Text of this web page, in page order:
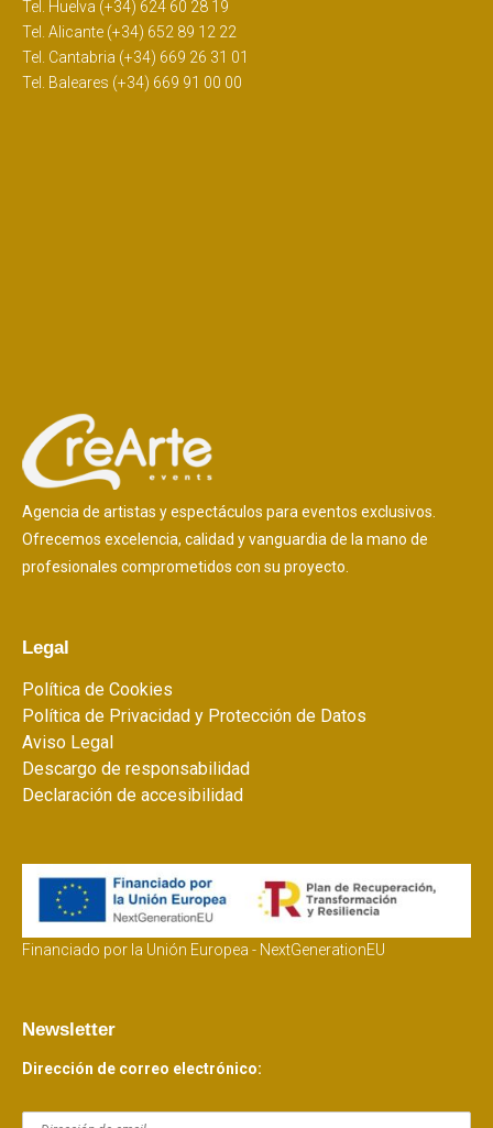
Tel. Huelva (+34) 624 60 28 19
Tel. Alicante (+34) 652 89 12 22
Tel. Cantabria (+34) 669 26 31 01
Tel. Baleares (+34) 669 91 00 00
Agencia de artistas y espectáculos para eventos exclusivos.
Ofrecemos excelencia, calidad y vanguardia de la mano de
profesionales comprometidos con su proyecto.
Legal
Política de Cookies
Política de Privacidad y Protección de Datos
Aviso Legal
Descargo de responsabilidad
Declaración de accesibilidad
Financiado por la Unión Europea - NextGenerationEU
Newsletter
Dirección de correo electrónico: